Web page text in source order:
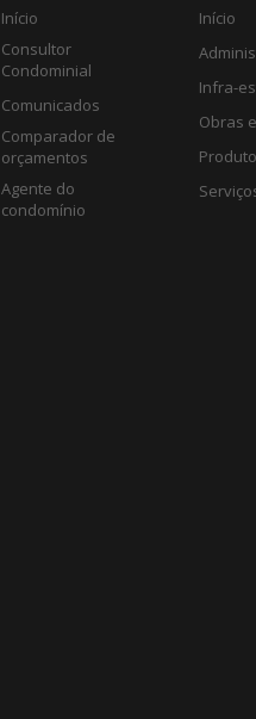
Início
Consultor
Condominial
Comunicados
Comparador de
orçamentos
Agente do
condomínio
Início
Infra-
Obras